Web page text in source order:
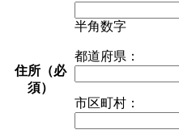
住所（必
須）
半角数字
都道府県：
市区町村：